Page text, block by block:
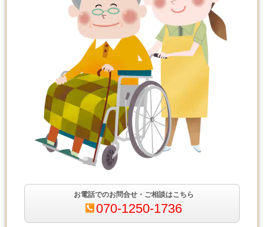
お電話でのお問合せ・ご相談はこちら
070-1250-1736